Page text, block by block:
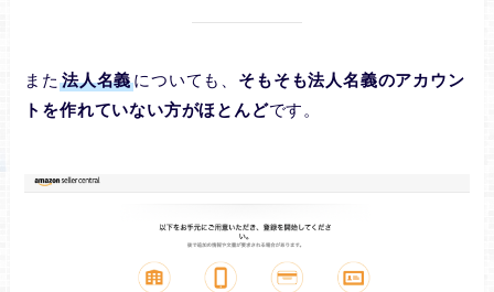
また法人名義についても、 そもそも法人名義のアカウン
トを作れていない方がほとんどです。